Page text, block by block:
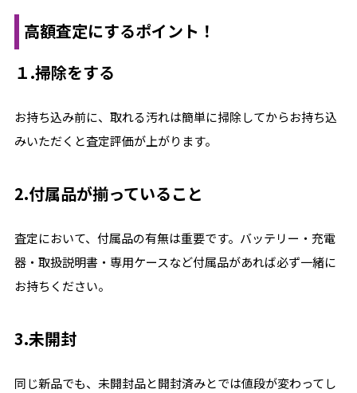
高額査定にするポイント！
１.掃除をする
お持ち込み前に、取れる汚れは簡単に掃除してからお持ち込
みいただくと査定評価が上がります。
2.付属品が揃っていること
査定において、付属品の有無は重要です。バッテリー・充電
器・取扱説明書・専用ケースなど付属品があれば必ず一緒に
お持ちください。
3.未開封
同じ新品でも、未開封品と開封済みとでは値段が変わってし